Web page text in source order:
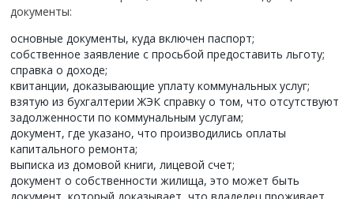
документы:
основные документы, куда включен паспорт;
собственное заявление с просьбой предоставить льготу;
справка о доходе;
квитанции, доказывающие уплату коммунальных услуг;
взятую из бухгалтерии ЖЭК справку о том, что отсутствуют
задолженности по коммунальным услугам;
документ, где указано, что производились оплаты
капитального ремонта;
выписка из домовой книги, лицевой счет;
документ о собственности жилища, это может быть